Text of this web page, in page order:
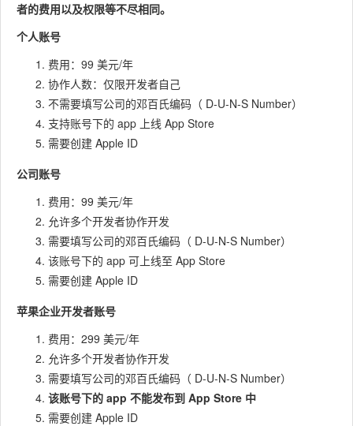
者的费用以及权限等不尽相同。
个人账号
费用：99 美元/年
协作人数：仅限开发者自己
不需要填写公司的邓百氏编码（ D-U-N-S Number）
支持账号下的 app 上线 App Store
需要创建 Apple ID
公司账号
费用：99 美元/年
允许多个开发者协作开发
需要填写公司的邓百氏编码（ D-U-N-S Number）
该账号下的 app 可上线至 App Store
需要创建 Apple ID
苹果企业开发者账号
费用：299 美元/年
允许多个开发者协作开发
需要填写公司的邓百氏编码（ D-U-N-S Number）
该账号下的 app 不能发布到 App Store 中
需要创建 Apple ID